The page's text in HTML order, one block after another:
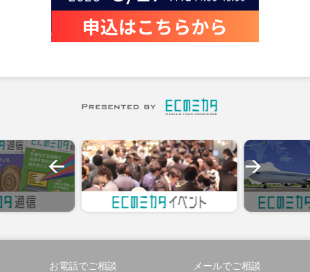
お電話でご相談 メールでご相談